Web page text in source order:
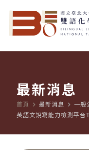
最新消息
首頁 navigate_next 最新消息 navigate_next 一般
英語文說寫能力檢測平